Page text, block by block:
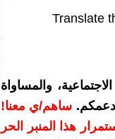
Translate
والمساواة
دعمكم. ساهم/ي معنا!
استمرار هذا المنبر الحر